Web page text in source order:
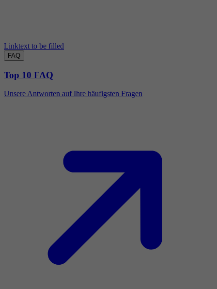
Linktext to be filled
FAQ
Top 10 FAQ
Unsere Antworten auf Ihre häufigsten Fragen